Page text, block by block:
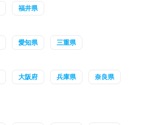
福井県
愛知県 三重県
大阪府 兵庫県 奈良県